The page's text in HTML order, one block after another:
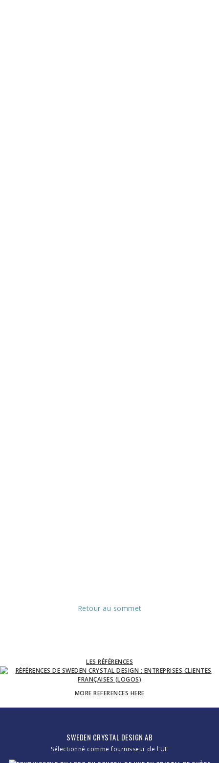
Retour au sommet
LES RÉFÉRENCES
MORE REFERENCES HERE
SWEDEN CRYSTAL DESIGN AB
Sélectionné comme fournisseur de l'UE